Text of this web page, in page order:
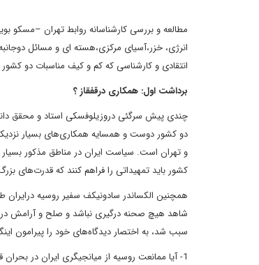
مطالعه و بررسی کارشناسانه روابط تهران –مسکو
انرژی، خزر،آسیای مرکزی،هسته ای و مسائل
انتقادی و کارشناسی که کم و کیف مناسبات دو کشور
برداشت اول: همکاری درقفقاز ؟
چندی پیش سرگئی دروزیلوفسکی استاد و محقق
دو کشور دوست و همسایه همکاری‌های بسیار
و تهران است. سیاست ایران در مناطق مذکور
کشور باید تمهیداتی رافراهم کنند که قدرت‌های
همچنین الکساندر سادونیکف سفیر روسیه درایران
شاهد هیچ صحنه درگیری نباشد و صلح و آرامش
سبب شد، به اختصار دیدگاه‌های خود را پیرامون
1- آیا ممانعت روسیه از میانجیگری ایران در بحران قره باغ،عدم دعوت از ایران